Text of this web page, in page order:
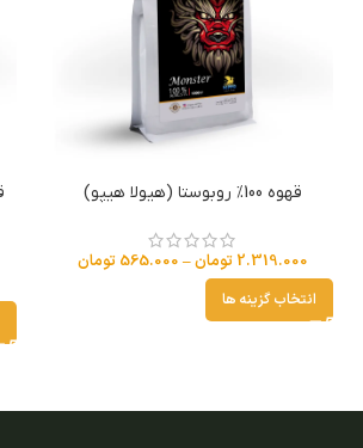
قهوه 100% روبوستا (هیولا هیپو)
2.319.000 تومان–
565.000 تومان
انتخاب گزینه ها